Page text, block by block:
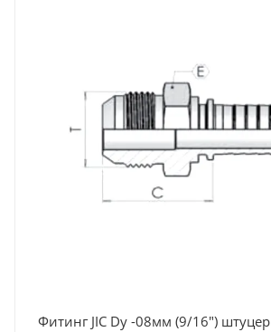
Фитинг JIC Dу -08мм (9/16") штуцер